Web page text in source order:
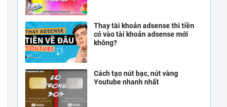
Thay tài khoản adsense thì tiền
có vào tài khoản adsense mới
không?
Cách tạo nút bạc, nút vàng
Youtube nhanh nhất